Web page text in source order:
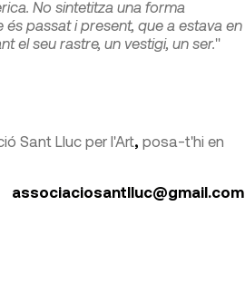
No sintetitza una forma
passat i present, que a estava en
el seu rastre, un vestigi, un ser."
Sant Lluc per l'Art, posa-t'hi en
associaciosantlluc@gmail.com